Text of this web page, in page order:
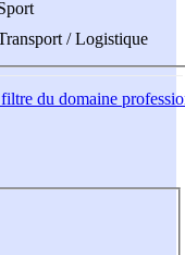
/ Logistique
du domaine